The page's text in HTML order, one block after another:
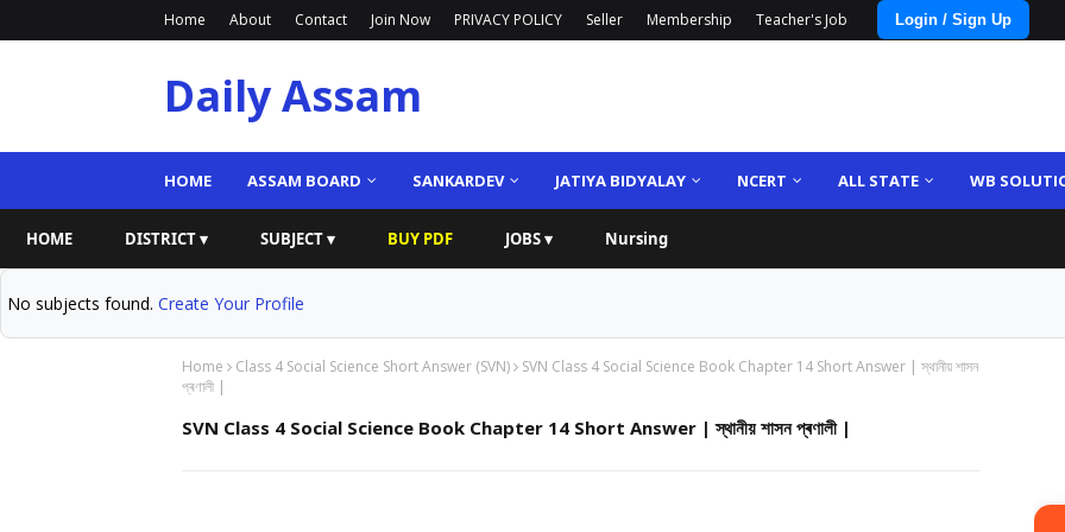
Home About Contact Join Now PRIVACY POLICY Seller Membership Teacher's Job Login / Sign Up
Daily Assam
HOME ASSAM BOARD SANKARDEV JATIYA BIDYALAY NCERT ALL STATE WB
HOME DISTRICT ▾ SUBJECT ▾ BUY PDF JOBS ▾ Nursing
No subjects found. Create Your Profile
Home Class 4 Social Science Short Answer (SVN)
SVN Class 4 Social Science Book Chapter 14 Short Answer | স্থানীয় শাসন
প্ৰণালী |
SVN Class 4 Social Science Book Chapter 14 Short Answer | স্থানীয় শাসন প্ৰণালী |